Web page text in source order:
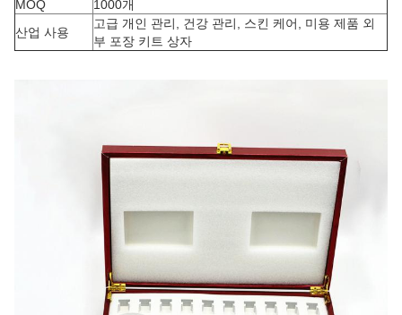
MOQ
1000개
산업 사용
고급 개인 관리, 건강 관리, 스킨 케어, 미용 제품 외
부 포장 키트 상자